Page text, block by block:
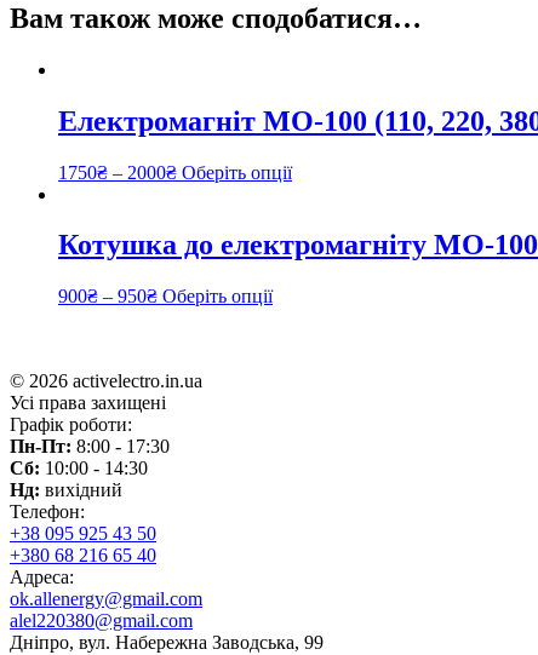
Вам також може сподобатися…
Електромагніт МО-100 (110, 220,
1750₴ – 2000₴ Оберіть опції
Котушка до електромагніту МО-
900₴ – 950₴ Оберіть опції
© 2026 activelectro.in.ua
Усі права захищені
Графік роботи:
Пн-Пт: 8:00 - 17:30
Сб: 10:00 - 14:30
Нд: вихідний
Телефон:
+38 095 925 43 50
+380 68 216 65 40
Адреса:
ok.allenergy@gmail.com
alel220380@gmail.com
Дніпро, вул. Набережна Заводська, 99